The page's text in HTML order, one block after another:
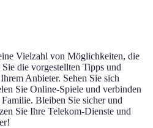
Vielzahl von Möglichkeiten, die
die vorgestellten Tipps und
Anbieter. Sehen Sie sich
Sie Online-Spiele und verbinden
Bleiben Sie sicher und
Sie Ihre Telekom-Dienste und